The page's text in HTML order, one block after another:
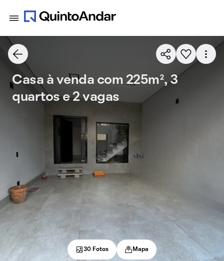
Casa à venda com 225m², 3
quartos e 2 vagas
30 Fotos Mapa